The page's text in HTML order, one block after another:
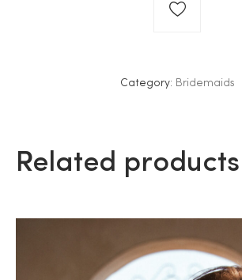
Category: Bridemaids
Related products